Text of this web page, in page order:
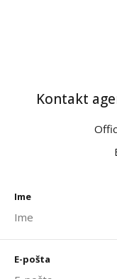
Kontakt
Ime
E-pošta